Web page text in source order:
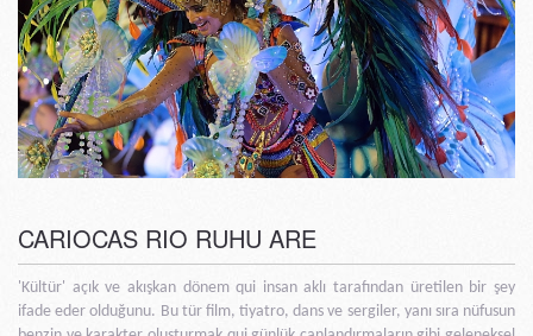
CARIOCAS RIO RUHU ARE
'Kültür' açık ve akışkan dönem qui insan aklı tarafından üretilen bir şey
ifade eder olduğunu. Bu tür film, tiyatro, dans ve sergiler, yanı sıra nüfusun